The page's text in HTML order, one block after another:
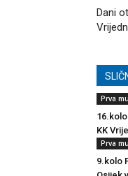
Dani
Prva
KK
Prva
9.kolo